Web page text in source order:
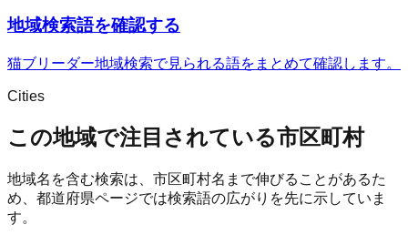
地域検索語を確認する
猫ブリーダー地域検索で見られる語をまとめて確認します。
Cities
この地域で注目されている市区町村
地域名を含む検索は、市区町村名まで伸びることがあるた
め、都道府県ページでは検索語の広がりを先に示していま
す。